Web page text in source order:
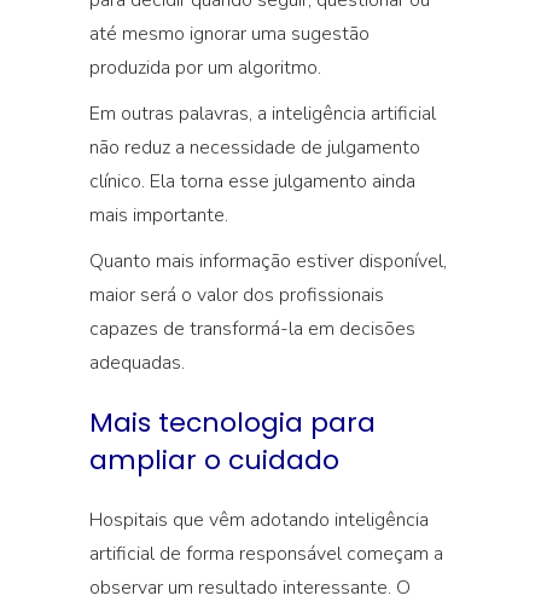
até mesmo ignorar uma sugestão
produzida por um algoritmo.
Em outras palavras, a inteligência artificial
não reduz a necessidade de julgamento
clínico. Ela torna esse julgamento ainda
mais importante.
Quanto mais informação estiver disponível,
maior será o valor dos profissionais
capazes de transformá-la em decisões
adequadas.
Mais tecnologia para
ampliar o cuidado
Hospitais que vêm adotando inteligência
artificial de forma responsável começam a
observar um resultado interessante. O